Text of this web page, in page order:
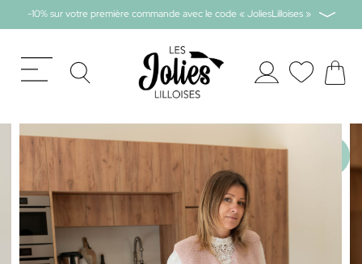
-10% sur votre première commande avec le code « JoliesLilloises »